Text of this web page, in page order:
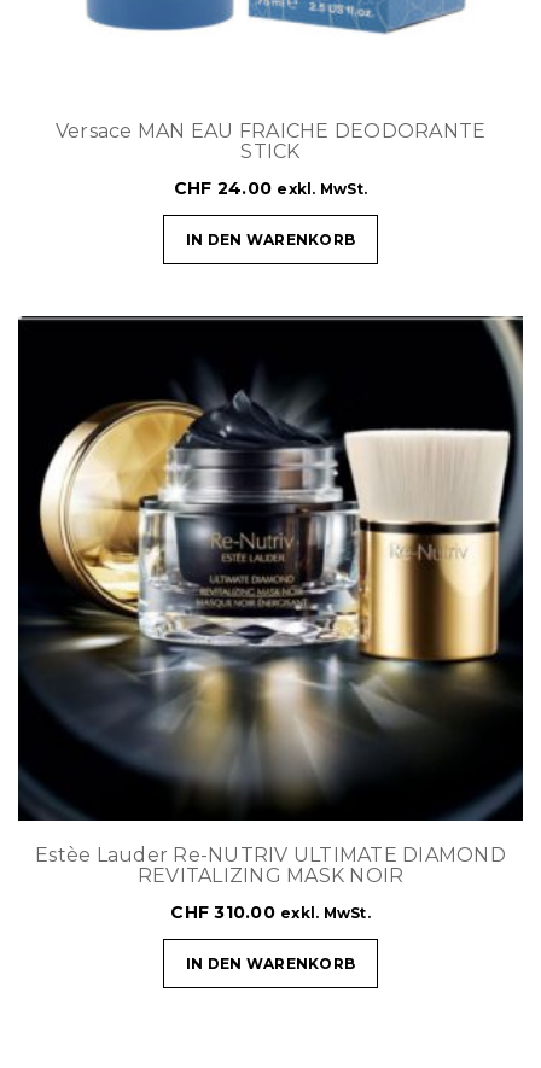
Versace MAN EAU FRAICHE DEODORANTE
STICK
CHF 24.00 exkl. MwSt.
IN DEN WARENKORB
Estèe Lauder Re-NUTRIV ULTIMATE DIAMOND
REVITALIZING MASK NOIR
CHF 310.00 exkl. MwSt.
IN DEN WARENKORB